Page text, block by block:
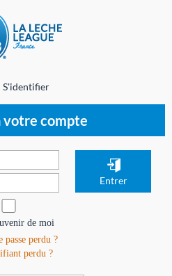
S'identifier
votre compte
de moi
passe perdu ?
perdu ?